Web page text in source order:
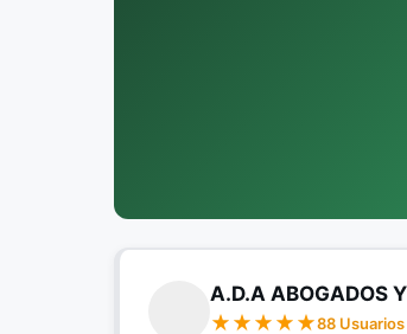
A.D.A ABOGADOS
88 Usuarios